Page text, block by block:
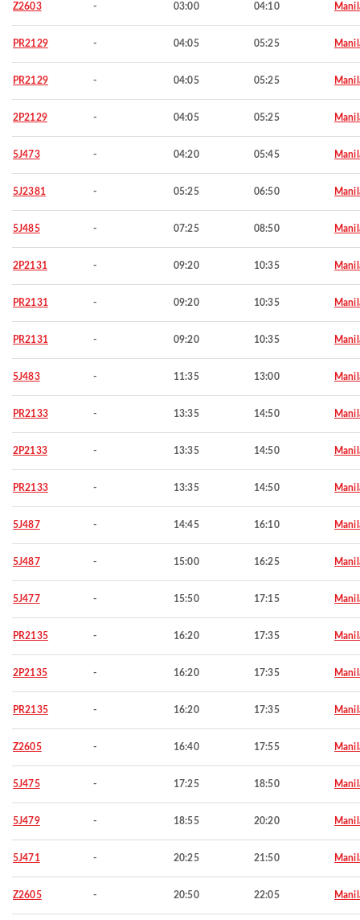
Z2603 - 03:00 04:10
PR2129 - 04:05 05:25
PR2129 - 04:05 05:25
2P2129 - 04:05 05:25
5J473 - 04:20 05:45
5J2381 - 05:25 06:50
5J485 - 07:25 08:50
2P2131 - 09:20 10:35
PR2131 - 09:20 10:35
PR2131 - 09:20 10:35
5J483 - 11:35 13:00
PR2133 - 13:35 14:50
2P2133 - 13:35 14:50
PR2133 - 13:35 14:50
5J487 - 14:45 16:10
5J487 - 15:00 16:25
5J477 - 15:50 17:15
PR2135 - 16:20 17:35
2P2135 - 16:20 17:35
PR2135 - 16:20 17:35
Z2605 - 16:40 17:55
5J475 - 17:25 18:50
5J479 - 18:55 20:20
5J471 - 20:25 21:50
Z2605 - 20:50 22:05